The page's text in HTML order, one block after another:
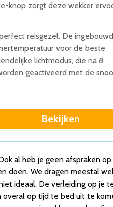
knop zorgt deze wekker
reisgezel. De
voor de beste
lichtmodus, die na 8
geactiveerd met de
Bekijken
al heb je geen afspraken
doen. We dragen meestal
ideaal. De verleiding op je
overal op tijd te bed uit te